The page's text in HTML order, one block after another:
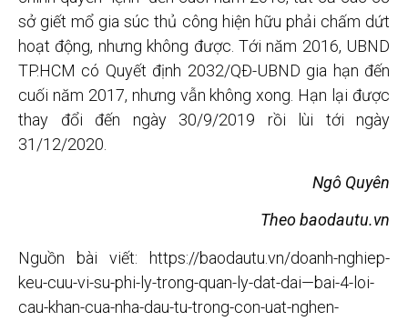
sở giết mổ gia súc thủ công hiện hữu phải chấm dứt
hoạt động, nhưng không được. Tới năm 2016, UBND
TP.HCM có Quyết định 2032/QĐ-UBND gia hạn đến
cuối năm 2017, nhưng vẫn không xong. Hạn lại được
thay đổi đến ngày 30/9/2019 rồi lùi tới ngày
31/12/2020.
Ngô Quyên
Theo baodautu.vn
Nguồn bài viết: https://baodautu.vn/doanh-nghiep-
keu-cuu-vi-su-phi-ly-trong-quan-ly-dat-dai—bai-4-loi-
cau-khan-cua-nha-dau-tu-trong-con-uat-nghen-